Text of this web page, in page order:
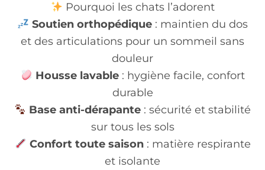
Pourquoi les chats l’adorent
Soutien orthopédique : maintien du dos
et des articulations pour un sommeil sans
douleur
Housse lavable: hygiène facile, confort
durable
Base anti-dérapante : sécurité et stabilité
sur tous les sols
Confort toute saison: matière respirante
et isolante